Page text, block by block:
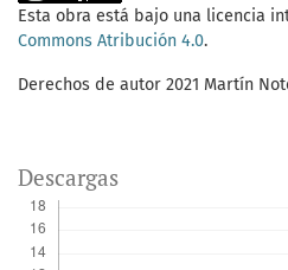
Esta obra está bajo una licencia
Commons Atribución 4.0.
Derechos de autor 2021 Martín
Descargas